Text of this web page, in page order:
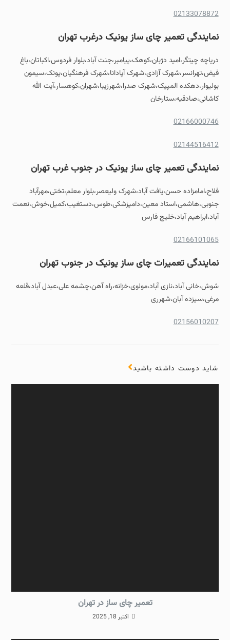
02133078872
نمایندگی تعمیر چای ساز یونیک درغرب تهران
دریاچه چیتگر،امید دژبان،کوهک،پیامبر،جنت آباد،بلوار فردوس،اکباتان،باغ
فیض،تهرانسر،شهرک آزادی،شهرک آپادانا،شهرک فرهنگیان،پونک،سیمون
بولیوار،دهکده المپیک،شهرک صدرا،شهرزیبا،شهران،کوهسار،آیت الله
کاشانی،صادقیه،ستارخان
02166000746
02144516412
نمایندگی تعمیر چای ساز یونیک در جنوب غرب تهران
فلاح،امامزاده حسن،یافت آباد،شهرک ولیعصر،بلوار معلم،تختی،مهرآباد
جنوبی،هاشمی،استاد معین،دامپزشکی،طوس،دستغیب،کمیل،خوش،نعمت
آباد،ابراهیم آباد،خلیج فارس
02166101065
نمایندگی تعمیرات چای ساز یونیک در جنوب تهران
شوش،خانی آباد،نازی آباد،مولوی،خزانه،راه آهن،چشمه علی،عبدل آباد،قلعه
مرغی،سیزده آبان،شهرری
02156010207
شاید دوست داشته باشید
تعمیر چای ساز در تهران
اکتبر 18, 2025